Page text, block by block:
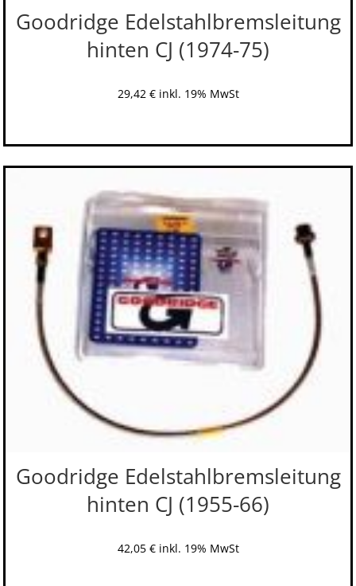
Goodridge Edelstahlbremsleitung
hinten CJ (1974-75)
29,42 € inkl. 19% MwSt
Goodridge Edelstahlbremsleitung
hinten CJ (1955-66)
42,05 € inkl. 19% MwSt